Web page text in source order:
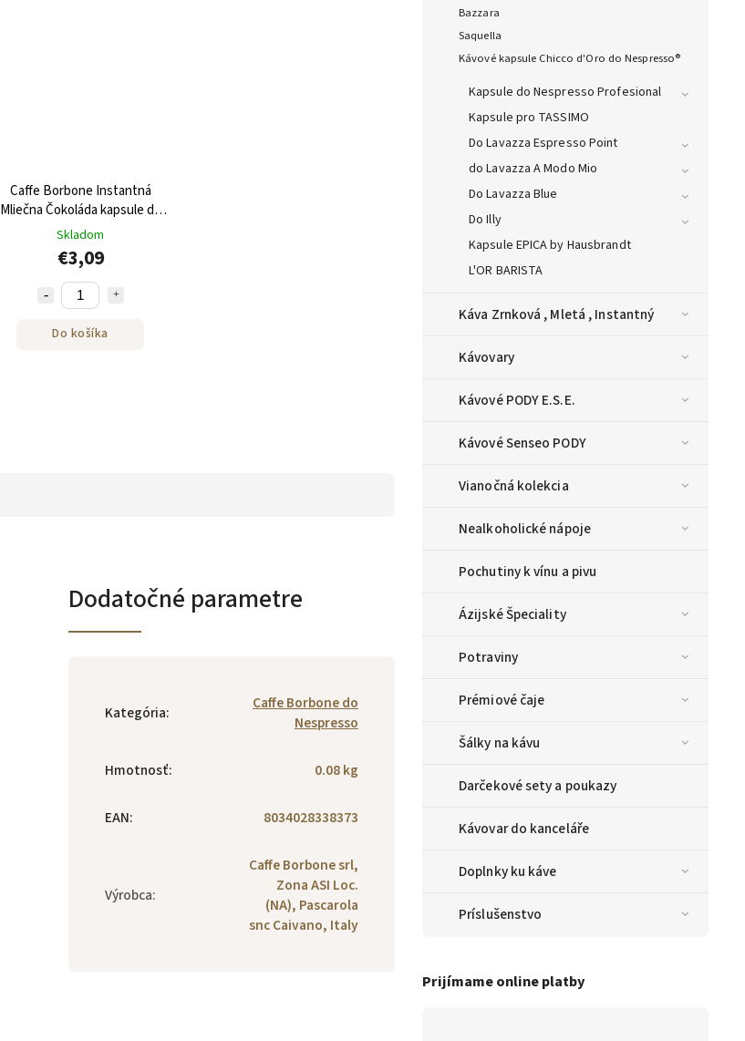
Bazzara
Saquella
Kávové kapsule Chicco d'Oro do Nespresso®
Kapsule do Nespresso Profesional
Kapsule pro TASSIMO
Do Lavazza Espresso Point
do Lavazza A Modo Mio
Do Lavazza Blue
Do Illy
Kapsule EPICA by Hausbrandt
L'OR BARISTA
Káva Zrnková , Mletá , Instantný
Kávovary
Kávové PODY E.S.E.
Kávové Senseo PODY
Vianočná kolekcia
Nealkoholické nápoje
Pochutiny k vínu a pivu
Ázijské Špeciality
Potraviny
Prémiové čaje
Šálky na kávu
Darčekové sety a poukazy
Kávovar do kanceláře
Doplnky ku káve
Príslušenstvo
Prijímame online platby
Caffe Borbone Instantná
Mliečna Čokoláda kapsule do
Nespresso® 10ks
Skladom
€3,09
Do košíka
Dodatočné parametre
Kategória:
Caffe Borbone do
Nespresso
Hmotnosť: 0.08 kg
EAN: 8034028338373
Výrobca:
Caffe Borbone srl,
Zona ASI Loc.
(NA), Pascarola
snc Caivano, Italy